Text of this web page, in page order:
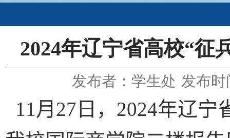
2024年辽宁省高校“征
发布者：学生处 发布
11月 27 日， 2024年辽宁